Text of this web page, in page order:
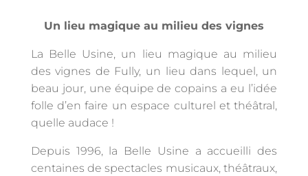
Un lieu magique au milieu des vignes
La Belle Usine, un lieu magique au milieu
des vignes de Fully, un lieu dans lequel, un
beau jour, une équipe de copains a eu l’idée
folle d’en faire un espace culturel et théâtral,
quelle audace !
Depuis 1996, la Belle Usine a accueilli des
centaines de spectacles musicaux, théâtraux,